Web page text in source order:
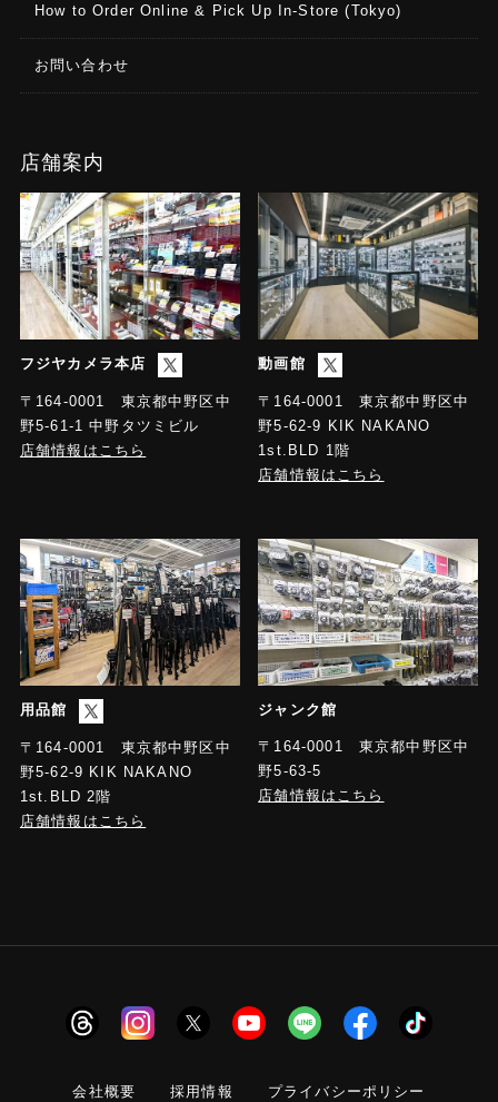
How to Order Online & Pick Up In-Store (Tokyo)
お問い合わせ
店舗案内
フジヤカメラ本店
〒164-0001 東京都中野区中
野5-61-1 中野タツミビル
店舗情報はこちら
動画館
〒164-0001 東京都中野区中
野5-62-9 KIK NAKANO
1st.BLD 1階
店舗情報はこちら
用品館
〒164-0001 東京都中野区中
野5-62-9 KIK NAKANO
1st.BLD 2階
店舗情報はこちら
ジャンク館
〒164-0001 東京都中野区中
野5-63-5
店舗情報はこちら
会社概要 採用情報 プライバシーポリシー